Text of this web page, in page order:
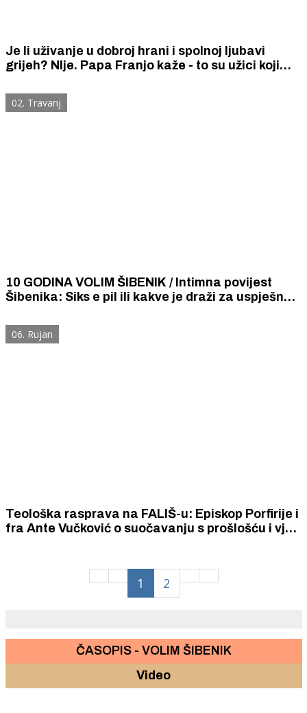
Je li uživanje u dobroj hrani i spolnoj ljubavi
grijeh? NIje. Papa Franjo kaže - to su užici koji
02. Travanj
10 GODINA VOLIM ŠIBENIK / Intimna povijest
Šibenika: Siks e pil ili kakve je draži za uspješno
prije 87 godina?
06. Rujan
Teološka rasprava na FALIŠ-u: Episkop Porfirije i
fra Ante Vučković o suočavanju s prošlošću i vjeri
1 2
ČASOPIS - VOLIM ŠIBENIK
Video